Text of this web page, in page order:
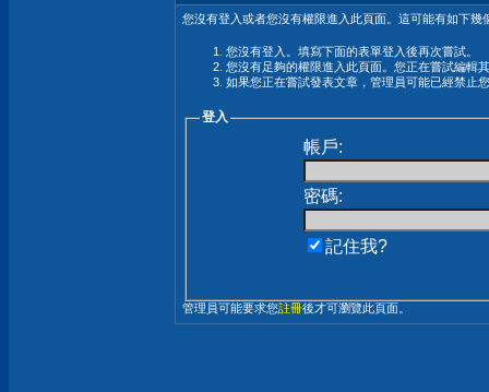
您沒有登入或者您沒有權限進入此頁面。這可能有如下幾
您沒有登入。填寫下面的表單登入後再次嘗試。
您沒有足夠的權限進入此頁面。您正在嘗試編輯
如果您正在嘗試發表文章，管理員可能已經禁止
登入
帳戶:
密碼:
記住我?
管理員可能要求您註冊後才可瀏覽此頁面。